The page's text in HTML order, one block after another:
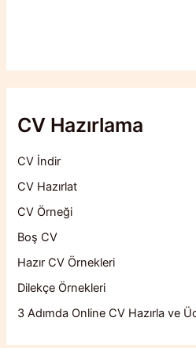
CV Hazırlama
CV İndir
CV Hazırlat
CV Örneği
Boş CV
Hazır CV Örnekleri
Dilekçe Örnekleri
3 Adımda Online CV Hazırla ve